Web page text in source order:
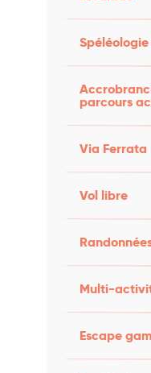
Spéléologie
parcours
Via Ferrata
Vol libre
Multi-
Escape
du Fer à
de Lherm,
!